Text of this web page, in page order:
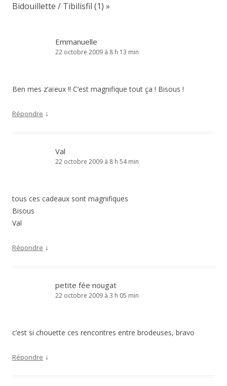
Bidouillette / Tibilisfil (1) »
Emmanuelle
22 octobre 2009 à 8 h 13 min
Ben mes z’aïeux !! C’est magnifique tout ça ! Bisous !
Répondre ↓
Val
22 octobre 2009 à 8 h 54 min
tous ces cadeaux sont magnifiques
Bisous
Val
Répondre ↓
petite fée nougat
22 octobre 2009 à 3 h 05 min
c’est si chouette ces rencontres entre brodeuses, bravo
Répondre ↓